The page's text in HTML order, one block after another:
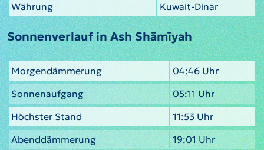
Währung
Kuwait-Dinar
Sonnenverlauf in Ash Shāmīyah
Morgendämmerung
04:46 Uhr
Sonnenaufgang
05:11 Uhr
Höchster Stand
11:53 Uhr
Abenddämmerung
19:01 Uhr